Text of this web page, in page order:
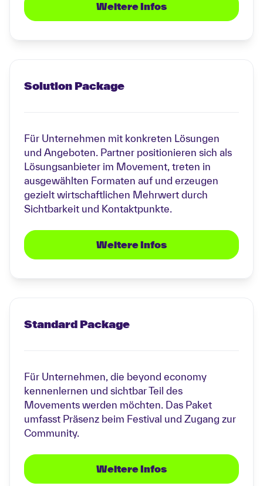
Weitere Infos
Solution Package
Für Unternehmen mit konkreten Lösungen
und Angeboten. Partner positionieren sich als
Lösungsanbieter im Movement, treten in
ausgewählten Formaten auf und erzeugen
gezielt wirtschaftlichen Mehrwert durch
Sichtbarkeit und Kontaktpunkte.
Weitere Infos
Standard Package
Für Unternehmen, die beyond economy
kennenlernen und sichtbar Teil des
Movements werden möchten. Das Paket
umfasst Präsenz beim Festival und Zugang zur
Community.
Weitere Infos